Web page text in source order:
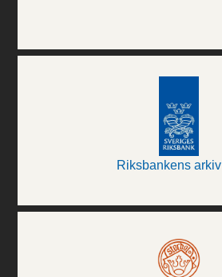
Riksbankens arkiv